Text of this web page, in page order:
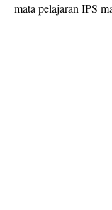
mata pelajaran IPS